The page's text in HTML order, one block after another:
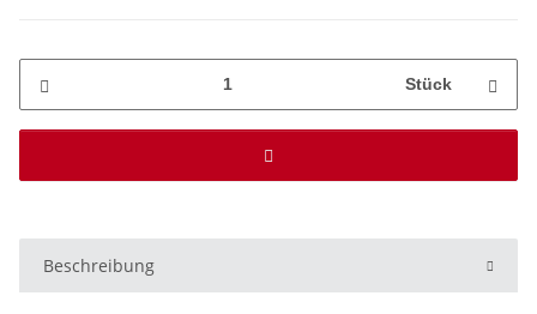
Stück
Beschreibung